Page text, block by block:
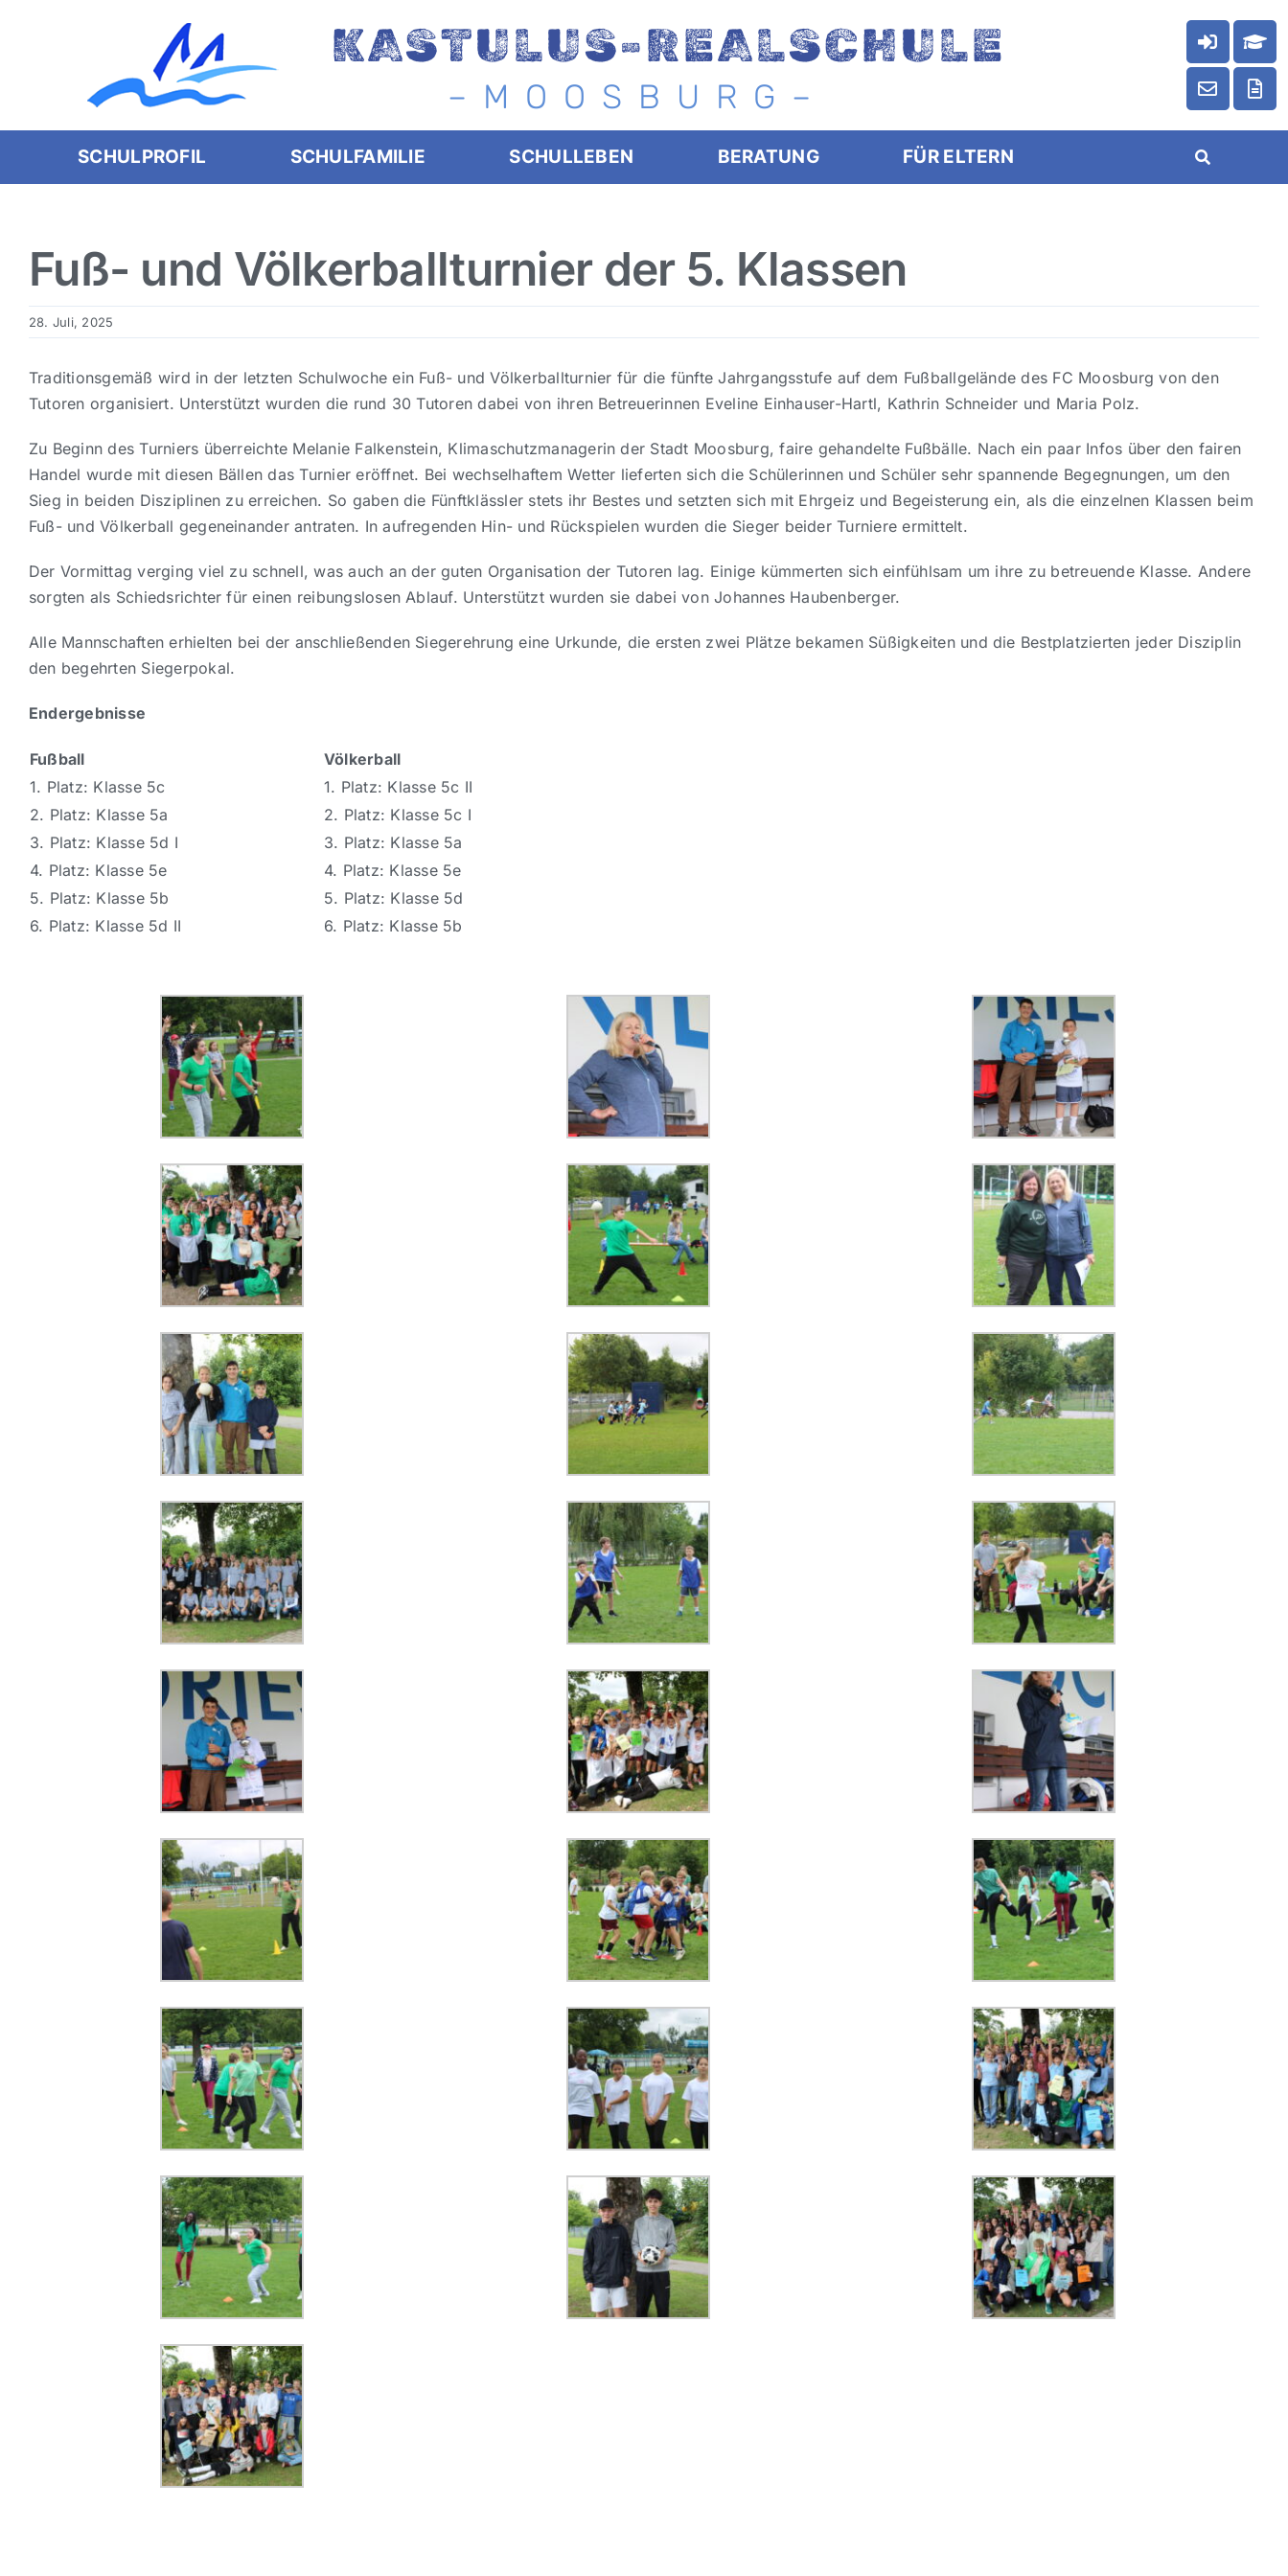
KASTULUS-REALSCHULE
– M O O S B U R G –
SCHULPROFIL SCHULFAMILIE SCHULLEBEN BERATUNG FÜR ELTERN
Fuß- und Völkerballturnier der 5. Klassen
28. Juli, 2025
Traditionsgemäß wird in der letzten Schulwoche ein Fuß- und Völkerballturnier für die fünfte Jahrgangsstufe auf dem Fußballgelände des FC Moosburg von den
Tutoren organisiert. Unterstützt wurden die rund 30 Tutoren dabei von ihren Betreuerinnen Eveline Einhauser-Hartl, Kathrin Schneider und Maria Polz.
Zu Beginn des Turniers überreichte Melanie Falkenstein, Klimaschutzmanagerin der Stadt Moosburg, faire gehandelte Fußbälle. Nach ein paar Infos über den fairen
Handel wurde mit diesen Bällen das Turnier eröffnet. Bei wechselhaftem Wetter lieferten sich die Schülerinnen und Schüler sehr spannende Begegnungen, um den
Sieg in beiden Disziplinen zu erreichen. So gaben die Fünftklässler stets ihr Bestes und setzten sich mit Ehrgeiz und Begeisterung ein, als die einzelnen Klassen beim
Fuß- und Völkerball gegeneinander antraten. In aufregenden Hin- und Rückspielen wurden die Sieger beider Turniere ermittelt.
Der Vormittag verging viel zu schnell, was auch an der guten Organisation der Tutoren lag. Einige kümmerten sich einfühlsam um ihre zu betreuende Klasse. Andere
sorgten als Schiedsrichter für einen reibungslosen Ablauf. Unterstützt wurden sie dabei von Johannes Haubenberger.
Alle Mannschaften erhielten bei der anschließenden Siegerehrung eine Urkunde, die ersten zwei Plätze bekamen Süßigkeiten und die Bestplatzierten jeder Disziplin
den begehrten Siegerpokal.
Endergebnisse
Fußball
Völkerball
1. Platz: Klasse 5c
1. Platz: Klasse 5c II
2. Platz: Klasse 5a
2. Platz: Klasse 5c I
3. Platz: Klasse 5d I
3. Platz: Klasse 5a
4. Platz: Klasse 5e
4. Platz: Klasse 5e
5. Platz: Klasse 5b
5. Platz: Klasse 5d
6. Platz: Klasse 5d II
6. Platz: Klasse 5b